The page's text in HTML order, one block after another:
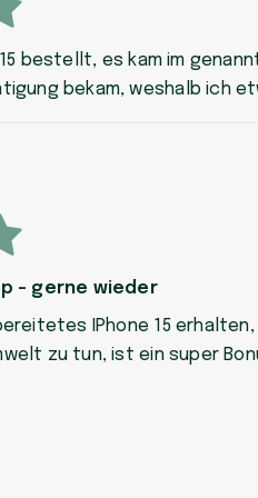
bestellt, es kam im
bekam, weshalb ich
- gerne wieder
IPhone 15
zu tun, ist ein super